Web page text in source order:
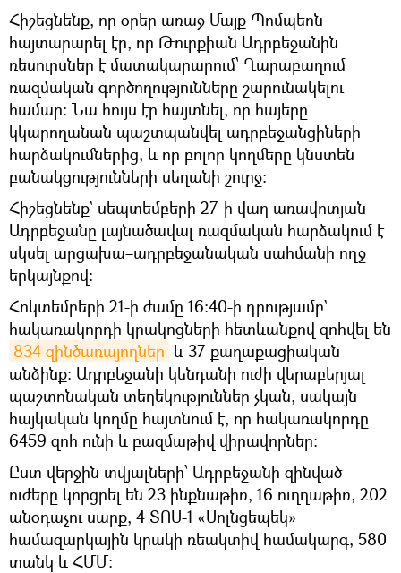
Հիշեցնենք, որ օրեր առաջ Մայք Պոմպեոն
հայտարարել էր, որ Թուրքիան Ադրբեջանին
ռեսուրսներ է մատակարարում՝ Ղարաբաղում
ռազմական գործողությունները շարունակելու
համար։ Նա հույս էր հայտնել, որ հայերը
կկարողանան պաշտպանվել ադրբեջանցիների
հարձակումներից, և որ բոլոր կողմերը կնստեն
բանակցությունների սեղանի շուրջ:
Հիշեցնենք` սեպտեմբերի 27-ի վաղ առավոտյան
Ադրբեջանը լայնածավալ ռազմական հարձակում է
սկսել արցախա–ադրբեջանական սահմանի ողջ
երկայնքով։
Հոկտեմբերի 21-ի ժամը 16:40-ի դրությամբ`
հակառակորդի կրակոցների հետևանքով զոհվել են
834 զինծառայողներ և 37 քաղաքացիական
անձինք։ Ադրբեջանի կենդանի ուժի վերաբերյալ
պաշտոնական տեղեկություններ չկան, սակայն
հայկական կողմը հայտնում է, որ հակառակորդը
6459 զոհ ունի և բազմաթիվ վիրավորներ։
Ըստ վերջին տվյալների՝ Ադրբեջանի զինված
ուժերը կորցրել են 23 ինքնաթիռ, 16 ուղղաթիռ, 202
անօդաչու սարք, 4 ՏՈՍ-1 «Սոլնցեպեկ»
համազարկային կրակի ռեակտիվ համակարգ, 580
տանկ և ՀՄՄ: